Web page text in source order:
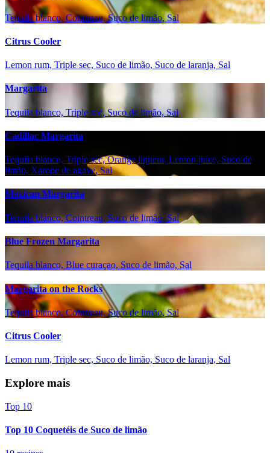
Tequila blanco, Cointreau, Suco de limão, Sal
Citrus Cooler
Lemon rum, Triple sec, Suco de limão, Suco de laranja, Sal
Margarita
Tequila blanco, Triple sec, Suco de limão, Sal
Cadillac Margarita
Tequila blanco, Triple sec, Orange liqueur, Lemon juice, Suco de
limão, Xarope de agave, Sal
Mexican Margarita
Tequila blanco, Cointreau, Suco de limão, Sal
Blue Frozen Margarita
Tequila blanco, Blue curaçao, Suco de limão, Sal
Margarita on the Rocks
Tequila blanco, Cointreau, Suco de limão, Sal
Citrus Cooler
Lemon rum, Triple sec, Suco de limão, Suco de laranja, Sal
Explore mais
Top 10
Top 10 Coquetéis de Suco de limão